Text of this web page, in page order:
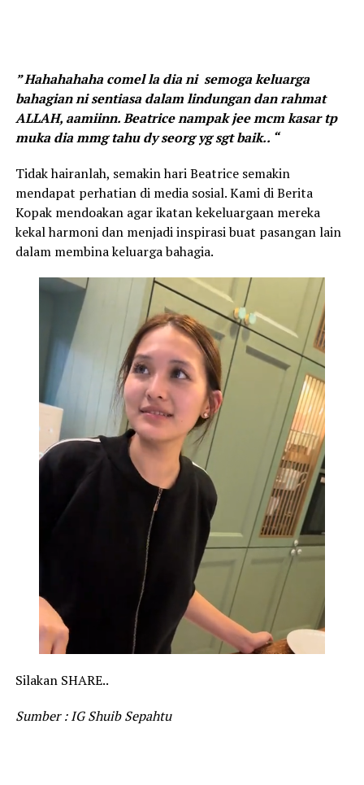
” Hahahahaha comel la dia ni semoga keluarga
bahagian ni sentiasa dalam lindungan dan rahmat
ALLAH, aamiinn. Beatrice nampak jee mcm kasar tp
muka dia mmg tahu dy seorg yg sgt baik.. “
Tidak hairanlah, semakin hari Beatrice semakin
mendapat perhatian di media sosial. Kami di Berita
Kopak mendoakan agar ikatan kekeluargaan mereka
kekal harmoni dan menjadi inspirasi buat pasangan lain
dalam membina keluarga bahagia.
Silakan SHARE..
Sumber : IG Shuib Sepahtu